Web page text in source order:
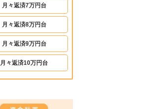
月々返済7万円台
月々返済8万円台
月々返済9万円台
月々返済10万円台